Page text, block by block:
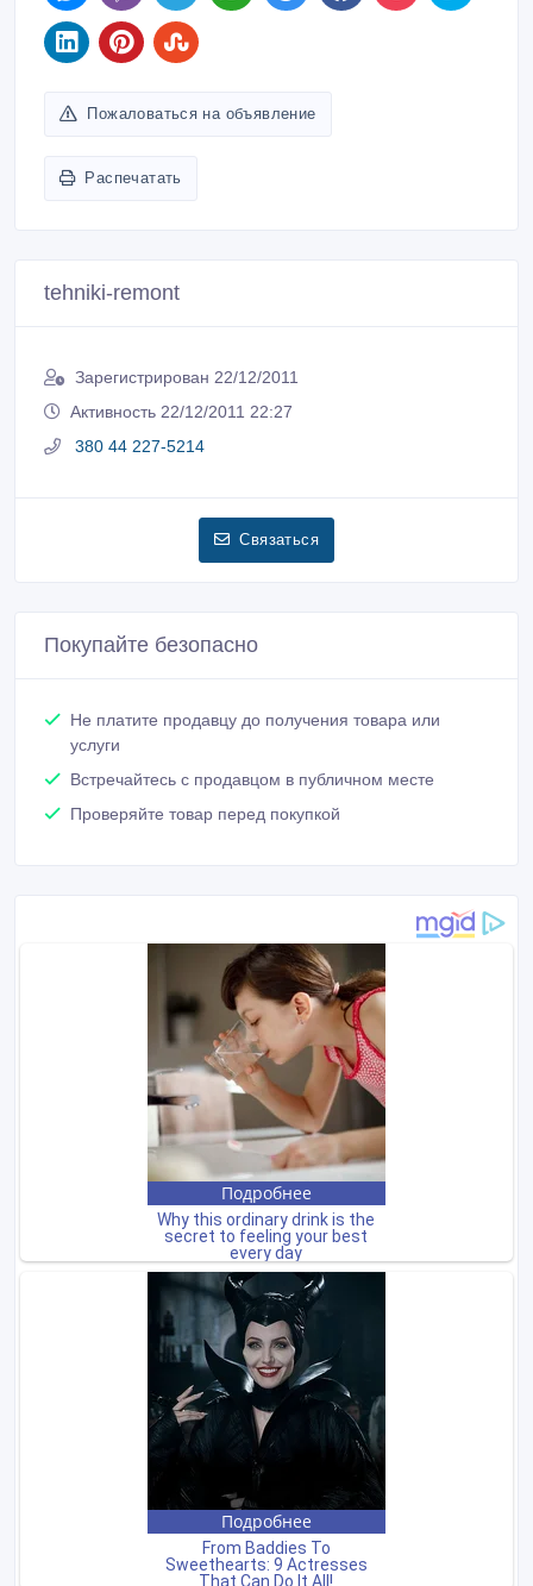
Пожаловаться на объявление
Распечатать
tehniki-remont
Зарегистрирован 22/12/2011
Активность 22/12/2011 22:27
380 44 227-5214
Связаться
Покупайте безопасно
Не платите продавцу до получения товара или
услуги
Встречайтесь с продавцом в публичном месте
Проверяйте товар перед покупкой